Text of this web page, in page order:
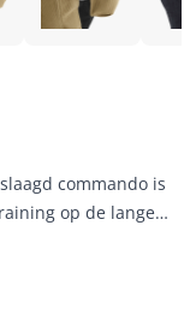
commando is
op de lange